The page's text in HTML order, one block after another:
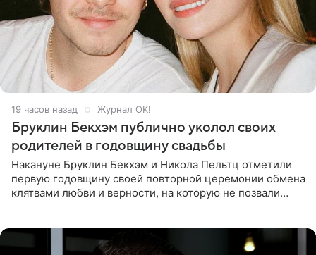
19 часов назад Журнал OK!
Бруклин Бекхэм публично уколол своих
родителей в годовщину свадьбы
Накануне Бруклин Бекхэм и Никола Пельтц отметили
первую годовщину своей повторной церемонии обмена
клятвами любви и верности, на которую не позвали